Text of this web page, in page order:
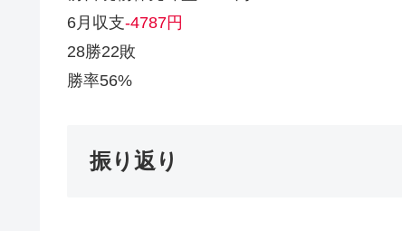
6月収支-4787円
28勝22敗
勝率56%
振り返り